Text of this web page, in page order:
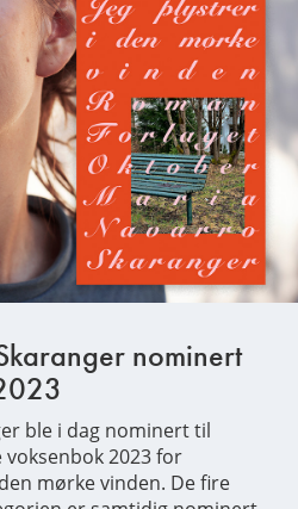
nominert
ble i dag nominert til
2023 for
mørke vinden. De fire